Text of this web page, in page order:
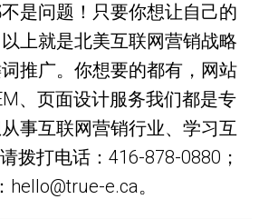
是问题！只要你想让自己的
上就是北美互联网营销战略
推广。你想要的都有，网站
、页面设计服务我们都是专
事互联网营销行业、学习互
拨打电话：416-878-0880；
hello@true-e.ca。